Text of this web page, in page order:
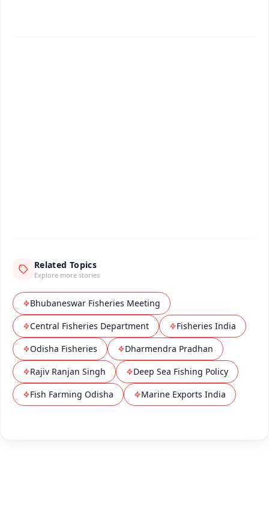
Related Topics
Explore more stories
Bhubaneswar Fisheries Meeting
Central Fisheries Department
Fisheries India
Odisha Fisheries
Dharmendra Pradhan
Rajiv Ranjan Singh
Deep Sea Fishing Policy
Fish Farming Odisha
Marine Exports India